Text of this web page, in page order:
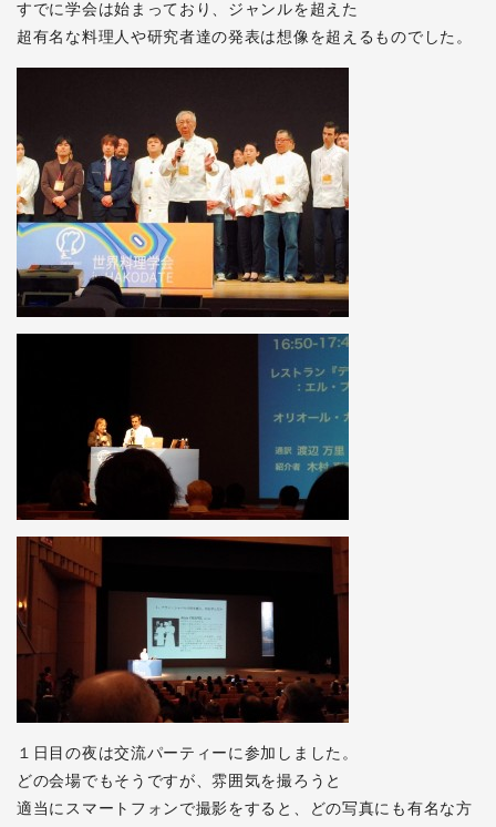
すでに学会は始まっており、ジャンルを超えた
超有名な料理人や研究者達の発表は想像を超えるものでした。
１日目の夜は交流パーティーに参加しました。
どの会場でもそうですが、雰囲気を撮ろうと
適当にスマートフォンで撮影をすると、どの写真にも有名な方